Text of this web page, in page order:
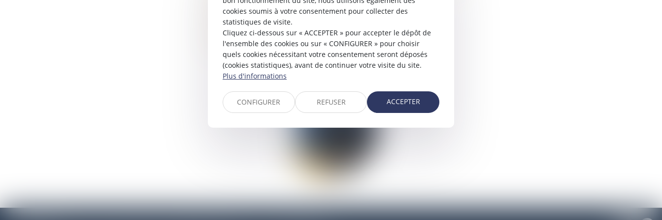
Attestation sur l'honneur Art. 202 du Code Civil
Attestation de Témoin
Déclaration sur l'honneur Art 272 du Code Civil
cookies soumis à votre consentement pour collecter des
statistiques de visite.
Cliquez ci-dessous sur « ACCEPTER » pour accepter le dépôt de
l'ensemble des cookies ou sur « CONFIGURER » pour choisir
quels cookies nécessitant votre consentement seront déposés
(cookies statistiques), avant de continuer votre visite du site.
Plus d'informations
CONFIGURER REFUSER ACCEPTER